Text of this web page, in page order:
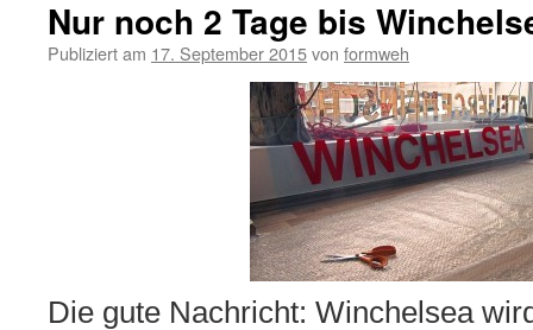
Nur noch 2 Tage bis
Publiziert am 17. September 2015von formweh
Die gute Nachricht: Winchelsea